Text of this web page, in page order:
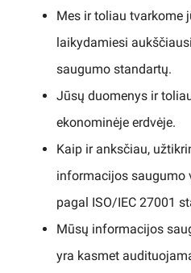
Mes ir toliau tvarkome
laikydamiesi
saugumo standartų.
Jūsų duomenys ir
ekonominėje erdvėje.
Kaip ir anksčiau,
informacijos saugumo
pagal ISO/IEC 27001
Mūsų informacijos
yra kasmet